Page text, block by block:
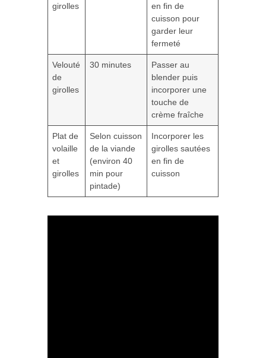
girolles
en fin de
cuisson pour
garder leur
fermeté
Velouté
de
girolles
30 minutes
Passer au
blender puis
incorporer une
touche de
crème fraîche
Plat de
volaille
et
girolles
Selon cuisson
de la viande
(environ 40
min pour
pintade)
Incorporer les
girolles sautées
en fin de
cuisson